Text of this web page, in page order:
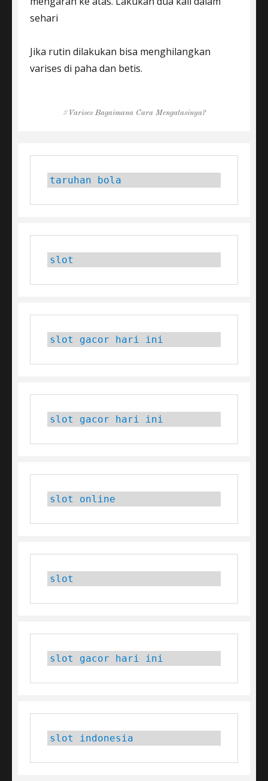
sehari
Jika rutin dilakukan bisa menghilangkan
varises di paha dan betis.
TagsVarises Bagaimana Cara Mengatasinya?
taruhan bola
slot
slot gacor hari ini
slot gacor hari ini
slot online
slot
slot gacor hari ini
slot indonesia